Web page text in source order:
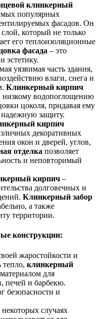
клинкерный
популярных
фасадов. Он
который не только
его теплоизоляционные
фасада – это
эстетику.
уязвимая часть здания,
влаги, снега и
Клинкерный кирпич
низкому водопоглощению
цоколя, придавая ему
защиту.
кирпич
декоративных
окон и дверей, углов,
отделка позволяет
и неповторимый
кирпич –
долговечных и
Клинкерный забор
а также
территории.
конструкции:
жаростойкости и
тепло, клинкерный
для
печей и барбекю.
безопасности и
случаях